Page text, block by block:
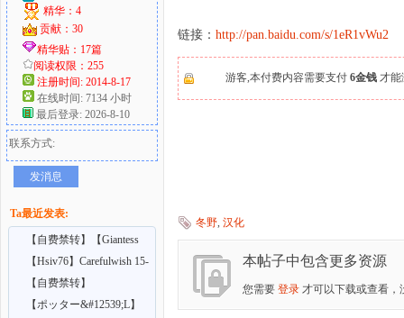
好
精华：4
贡献：30
精华贴：17篇
阅读权限：255
注册时间: 2014-8-17
在线时间: 7134 小时
最后登录: 2026-8-10
联系方式:
发消息
Ta最近发表:
【自费禁转】【Giantess
Shrinking Feet】A
【Hsiv76】Carefulwish 15-
16【自费禁转】
【butre3004】Larger Than
【ポッター&#12539;L】
链接： http://pan.baidu.com/s/1eR1vWu2
游客,本付费内容需要支付 6金钱 才能
冬野, 汉化
本帖子中包含更多资源
您需要 登录 才可以下载或查看，